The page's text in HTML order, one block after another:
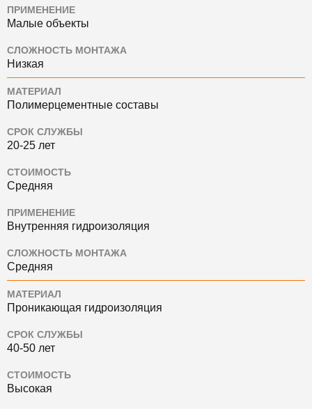
ПРИМЕНЕНИЕ
Малые объекты
СЛОЖНОСТЬ МОНТАЖА
Низкая
МАТЕРИАЛ
Полимерцементные составы
СРОК СЛУЖБЫ
20-25 лет
СТОИМОСТЬ
Средняя
ПРИМЕНЕНИЕ
Внутренняя гидроизоляция
СЛОЖНОСТЬ МОНТАЖА
Средняя
МАТЕРИАЛ
Проникающая гидроизоляция
СРОК СЛУЖБЫ
40-50 лет
СТОИМОСТЬ
Высокая